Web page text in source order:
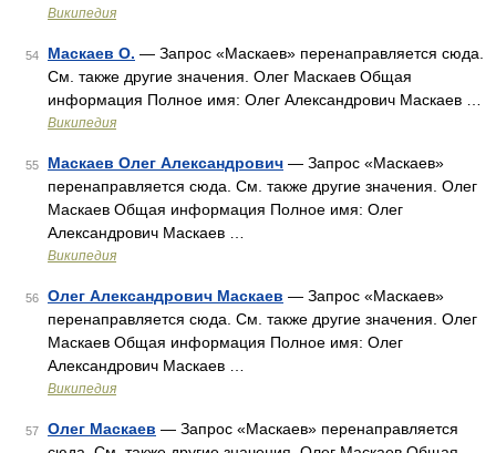
Википедия
54 Маскаев О. — Запрос «Маскаев» перенаправляется сюда.
Cм. также другие значения. Олег Маскаев Общая
информация Полное имя: Олег Александрович Маскаев …
Википедия
55 Маскаев Олег Александрович — Запрос «Маскаев»
перенаправляется сюда. Cм. также другие значения. Олег
Маскаев Общая информация Полное имя: Олег
Александрович Маскаев …
Википедия
56 Олег Александрович Маскаев — Запрос «Маскаев»
перенаправляется сюда. Cм. также другие значения. Олег
Маскаев Общая информация Полное имя: Олег
Александрович Маскаев …
Википедия
57 Олег Маскаев — Запрос «Маскаев» перенаправляется